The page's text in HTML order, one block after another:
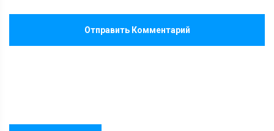
Отправить Комментарий